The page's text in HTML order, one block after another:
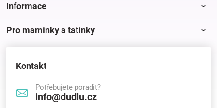
Informace
Pro maminky a tatínky
Kontakt
Potřebujete poradit?
info@dudlu.cz